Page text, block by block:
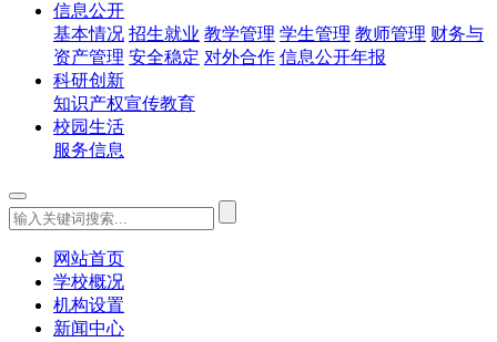
信息公开
基本情况 招生就业 教学管理 学生管理 教师管理 财务与
资产管理 安全稳定 对外合作 信息公开年报
科研创新
知识产权宣传教育
校园生活
服务信息
网站首页
学校概况
机构设置
新闻中心